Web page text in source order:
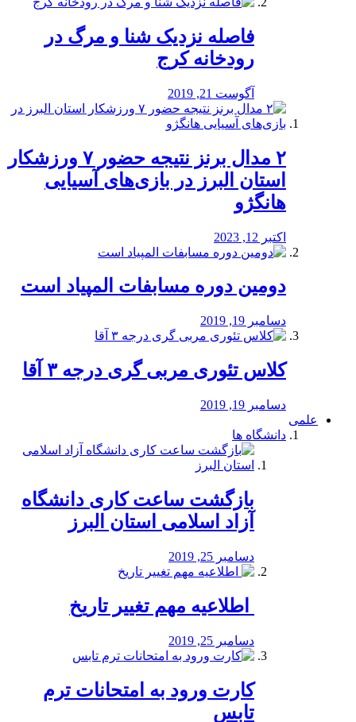
️فاصله نزدیک شنا و مرگ در
رودخانه کرج
آگوست 21, 2019
۲ مدال برنز نتیجه حضور ۷ ورزشکار
استان البرز در بازی‌های آسیایی
هانگژو
اکتبر 12, 2023
دومین دوره مسابفات المپیاد است
دسامبر 19, 2019
کلاس تئوری مربی گری درجه ۳ آقا
دسامبر 19, 2019
علمی
دانشگاه ها
بازگشت ساعت کاری دانشگاه
آزاد اسلامی استان البرز
دسامبر 25, 2019
️ اطلاعیه مهم تغییر تاریخ
دسامبر 25, 2019
کارت ورود به امتحانات ترم
تابس